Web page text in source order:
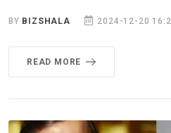
BY BIZSHALA 2024-12-20
READ MORE